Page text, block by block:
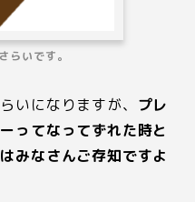
らいです。
いになりますが、 プレ
ってなってずれた時と
みなさんご存知ですよ